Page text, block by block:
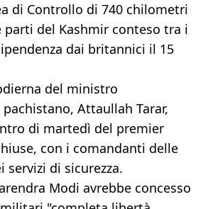
di Controllo di 740 chilometri
parti del Kashmir conteso tra i
dai britannici il 15
del ministro
Attaullah Tarar,
di martedì del premier
con i comandanti delle
servizi di sicurezza.
Modi avrebbe concesso